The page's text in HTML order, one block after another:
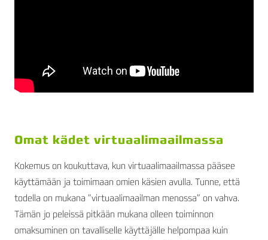
Omat kädet virtuaalimaailmassa
Kokemus on koukuttava, kun virtuaalimaailmassa pääsee
käyttämään ja toimimaan omien käsien avulla. Tunne, että
todella on mukana ”virtuaalimaailman menossa” on vahva.
Tämän jo peleissä pitkään mukana olleen toiminnon
omaksuminen on tavalliselle käyttäjälle helpompaa kuin